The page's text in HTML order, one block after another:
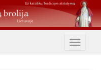
Toggle